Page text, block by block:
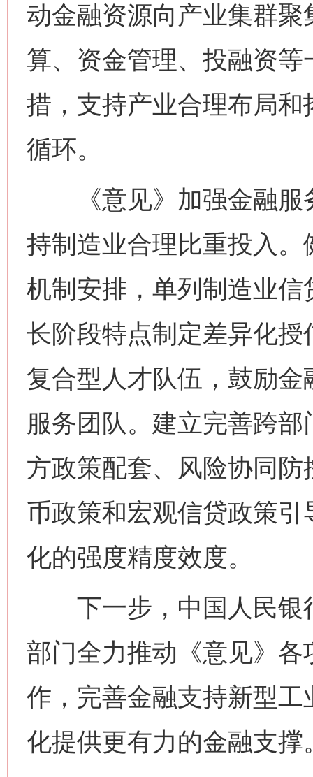
动金融资源向产业集群
算、资金管理、投融资
措，支持产业合理布局
循环。
《意见》加强金融服
持制造业合理比重投入
机制安排，单列制造业
长阶段特点制定差异化
复合型人才队伍，鼓励
服务团队。建立完善跨
方政策配套、风险协同
币政策和宏观信贷政策
化的强度精度效度。
下一步，中国人民银
部门全力推动《意见》
作，完善金融支持新型
化提供更有力的金融支撑